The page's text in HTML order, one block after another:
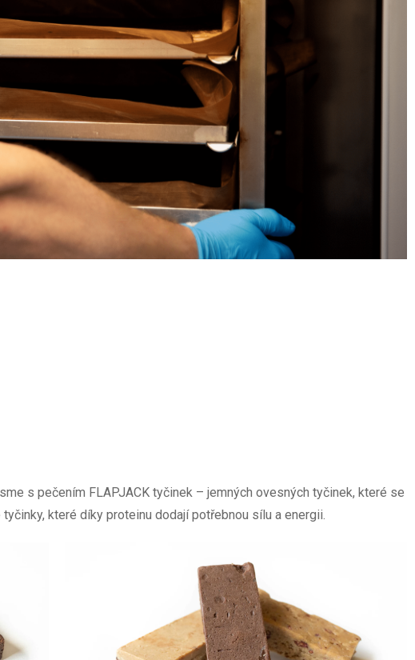
s pečením FLAPJACK tyčinek – jemných ovesných tyčinek, které se
které díky proteinu dodají potřebnou sílu a energii.